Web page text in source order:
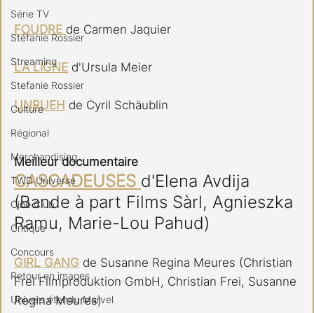
Série TV
Stéfanie Rossier
Streaming
Stefanie Rossier
Culture
Régional
Merchandising
TWD Universe
Ciné Club
Critique
Concours
Retour en images
Univers étendu Marvel
FOUDRE de Carmen Jaquier
LA LIGNE d'Ursula Meier
UNRUEH de Cyril Schäublin
Meilleur documentaire
CASCADEUSES d'Elena Avdija
(Bande à part Films Sàrl, Agnieszka
Ramu, Marie-Lou Pahud)
GIRL GANG de Susanne Regina Meures (Christian
Frei Filmproduktion GmbH, Christian Frei, Susanne
Regina Meures)